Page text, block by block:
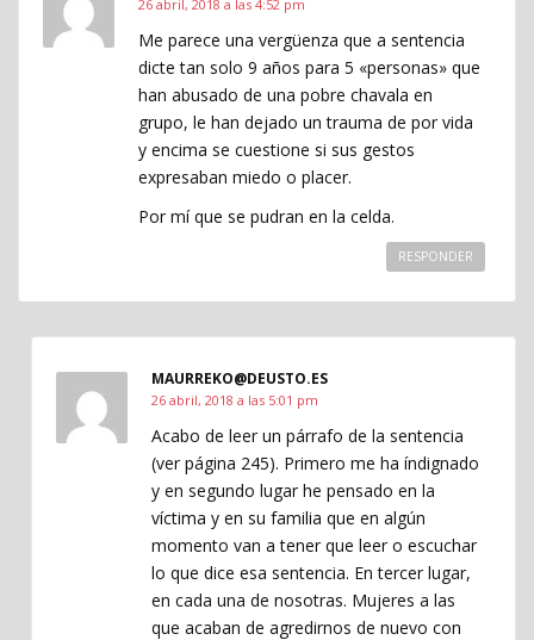
26 abril, 2018 a las 4:52 pm
Me parece una vergüenza que a sentencia
dicte tan solo 9 años para 5 «personas» que
han abusado de una pobre chavala en
grupo, le han dejado un trauma de por vida
y encima se cuestione si sus gestos
expresaban miedo o placer.
Por mí que se pudran en la celda.
RESPONDER
MAURREKO@DEUSTO.ES
26 abril, 2018 a las 5:01 pm
Acabo de leer un párrafo de la sentencia
(ver página 245). Primero me ha índignado
y en segundo lugar he pensado en la
víctima y en su familia que en algún
momento van a tener que leer o escuchar
lo que dice esa sentencia. En tercer lugar,
en cada una de nosotras. Mujeres a las
que acaban de agredirnos de nuevo con